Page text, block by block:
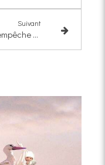
Suivant
Quand la peur de perdre l'autre empêche d’être soi-même